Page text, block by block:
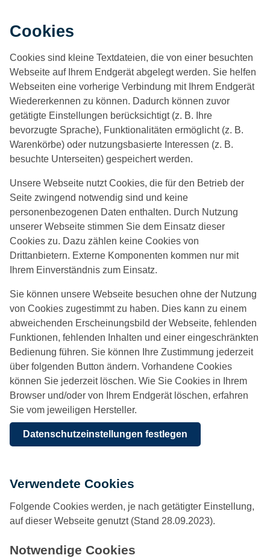
Cookies
Cookies sind kleine Textdateien, die von einer besuchten
Webseite auf Ihrem Endgerät abgelegt werden. Sie helfen
Webseiten eine vorherige Verbindung mit Ihrem Endgerät
Wiedererkennen zu können. Dadurch können zuvor
getätigte Einstellungen berücksichtigt (z. B. Ihre
bevorzugte Sprache), Funktionalitäten ermöglicht (z. B.
Warenkörbe) oder nutzungsbasierte Interessen (z. B.
besuchte Unterseiten) gespeichert werden.
Unsere Webseite nutzt Cookies, die für den Betrieb der
Seite zwingend notwendig sind und keine
personenbezogenen Daten enthalten. Durch Nutzung
unserer Webseite stimmen Sie dem Einsatz dieser
Cookies zu. Dazu zählen keine Cookies von
Drittanbietern. Externe Komponenten kommen nur mit
Ihrem Einverständnis zum Einsatz.
Sie können unsere Webseite besuchen ohne der Nutzung
von Cookies zugestimmt zu haben. Dies kann zu einem
abweichenden Erscheinungsbild der Webseite, fehlenden
Funktionen, fehlenden Inhalten und einer eingeschränkten
Bedienung führen. Sie können Ihre Zustimmung jederzeit
über folgenden Button ändern. Vorhandene Cookies
können Sie jederzeit löschen. Wie Sie Cookies in Ihrem
Browser und/oder von Ihrem Endgerät löschen, erfahren
Sie vom jeweiligen Hersteller.
Datenschutzeinstellungen festlegen
Verwendete Cookies
Folgende Cookies werden, je nach getätigter Einstellung,
auf dieser Webseite genutzt (Stand 28.09.2023).
Notwendige Cookies